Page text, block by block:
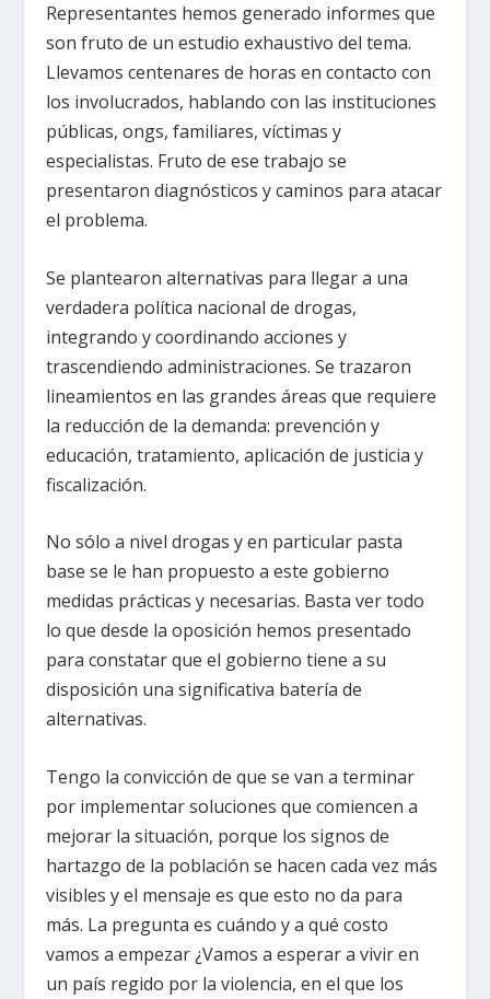
Representantes hemos generado informes que
son fruto de un estudio exhaustivo del tema.
Llevamos centenares de horas en contacto con
los involucrados, hablando con las instituciones
públicas, ongs, familiares, víctimas y
especialistas. Fruto de ese trabajo se
presentaron diagnósticos y caminos para atacar
el problema.
Se plantearon alternativas para llegar a una
verdadera política nacional de drogas,
integrando y coordinando acciones y
trascendiendo administraciones. Se trazaron
lineamientos en las grandes áreas que requiere
la reducción de la demanda: prevención y
educación, tratamiento, aplicación de justicia y
fiscalización.
No sólo a nivel drogas y en particular pasta
base se le han propuesto a este gobierno
medidas prácticas y necesarias. Basta ver todo
lo que desde la oposición hemos presentado
para constatar que el gobierno tiene a su
disposición una significativa batería de
alternativas.
Tengo la convicción de que se van a terminar
por implementar soluciones que comiencen a
mejorar la situación, porque los signos de
hartazgo de la población se hacen cada vez más
visibles y el mensaje es que esto no da para
más. La pregunta es cuándo y a qué costo
vamos a empezar ¿Vamos a esperar a vivir en
un país regido por la violencia, en el que los